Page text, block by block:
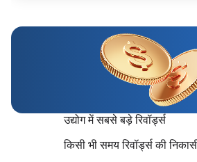
उद्योग में सबसे बड़े रिवॉर्ड्स
किसी भी समय रिवॉर्ड्स की